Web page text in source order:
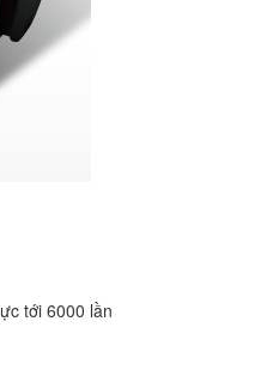
tới 6000 lần